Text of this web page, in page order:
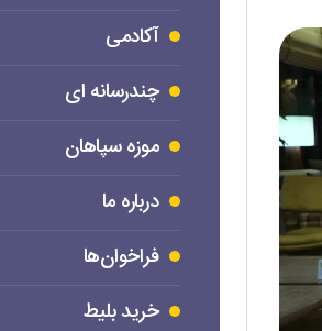
آکادمی
چندرسانه ای
موزه سپاهان
درباره ما
فراخوان‌ها
خرید بلیط